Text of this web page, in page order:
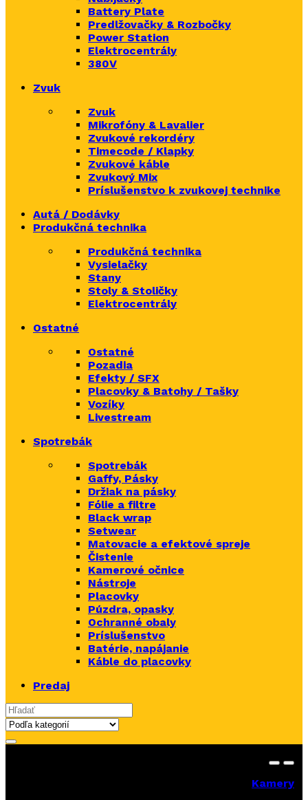
Battery Plate
Predlžovačky & Rozbočky
Power Station
Elektrocentrály
380V
Zvuk
Zvuk
Mikrofóny & Lavalier
Zvukové rekordéry
Timecode / Klapky
Zvukové káble
Zvukový Mix
Príslušenstvo k zvukovej technike
Autá / Dodávky
Produkčná technika
Produkčná technika
Vysielačky
Stany
Stoly & Stoličky
Elektrocentrály
Ostatné
Ostatné
Pozadia
Efekty / SFX
Placovky & Batohy / Tašky
Vozíky
Livestream
Spotrebák
Spotrebák
Gaffy, Pásky
Držiak na pásky
Fólie a filtre
Black wrap
Setwear
Matovacie a efektové spreje
Čistenie
Kamerové očnice
Nástroje
Placovky
Púzdra, opasky
Ochranné obaly
Príslušenstvo
Batérie, napájanie
Káble do placovky
Predaj
Search for:
Kamery